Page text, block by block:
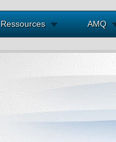
Ressources AMQ